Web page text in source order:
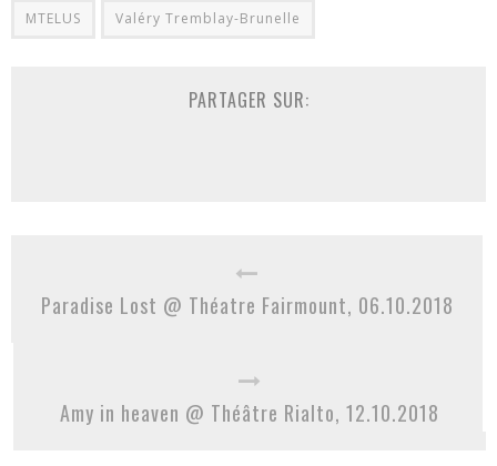
MTELUS Valéry Tremblay-Brunelle
PARTAGER SUR:
Paradise Lost @ Théatre Fairmount, 06.10.2018
Amy in heaven @ Théâtre Rialto, 12.10.2018